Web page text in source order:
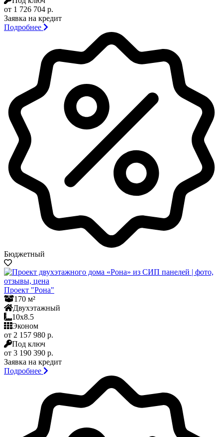
от 1 726 704 р.
Заявка на кредит
Подробнее
Бюджетный
Проект "Рона"
170 м²
Двухэтажный
10x8.5
Эконом
от 2 157 980 р.
Под ключ
от 3 190 390 р.
Заявка на кредит
Подробнее